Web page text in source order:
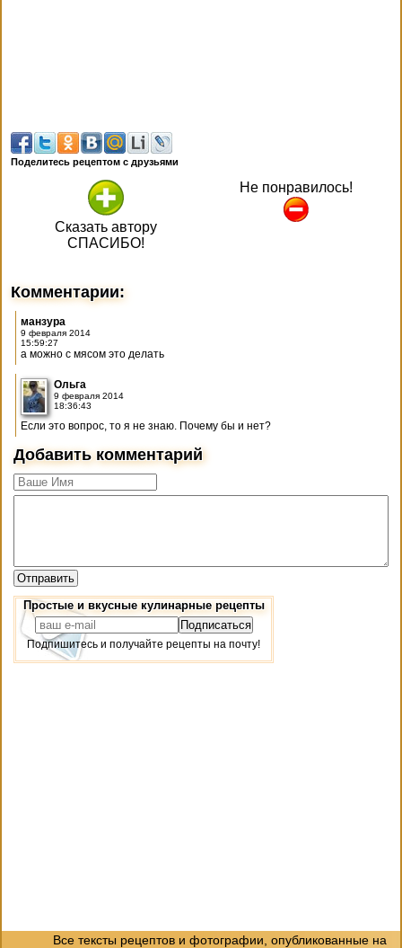
Поделитесь рецептом с друзьями
Сказать автору
СПАСИБО!
Не понравилось!
Комментарии:
манзура
9 февраля 2014
15:59:27
а можно с мясом это делать
Ольга
9 февраля 2014
18:36:43
Если это вопрос, то я не знаю. Почему бы и нет?
Добавить комментарий
Простые и вкусные кулинарные рецепты
Подпишитесь и получайте рецепты на почту!
Все тексты рецептов и фотографии, опубликованные на